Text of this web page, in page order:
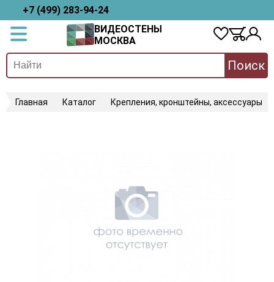
+7 (499) 283-94-24
ВИДЕОСТЕНЫ
МОСКВА
Поиск
Главная Каталог Крепления, кронштейны, аксессуары